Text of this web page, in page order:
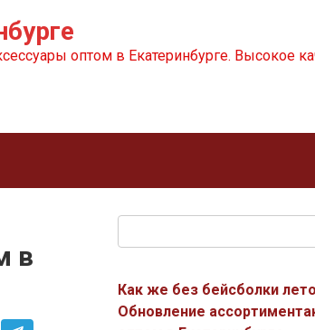
оптом в Екатеринбурге. Высокое
в
Как же без бейсболки
Обновление